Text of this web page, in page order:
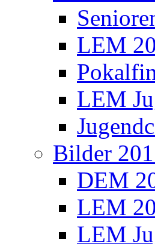
LEM
LEM
Bilder
DEM
LEM
LEM